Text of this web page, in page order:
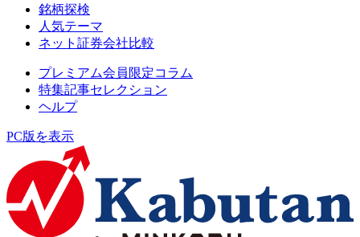
銘柄探検
人気テーマ
ネット証券会社比較
プレミアム会員限定コラム
特集記事セレクション
ヘルプ
PC版を表示